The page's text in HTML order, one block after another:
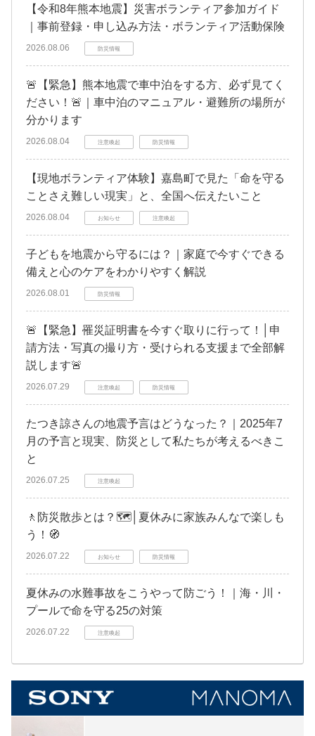
【令和8年熊本地震】災害ボランティア参加ガイド
｜事前登録・申し込み方法・ボランティア活動保険
2026.08.06 防災情報
🚨【緊急】熊本地震で車中泊をする方、必ず見てく
ださい！🚨｜車中泊のマニュアル・避難所の場所が
分かります
2026.08.04 注意喚起 防災情報
【現地ボランティア体験】嘉島町で見た「命を守る
ことさえ難しい現実」と、全国へ伝えたいこと
2026.08.04 お知らせ 注意喚起
子どもを地震から守るには？｜家庭で今すぐできる
備えと心のケアをわかりやすく解説
2026.08.01 防災情報
🚨【緊急】罹災証明書を今すぐ取りに行って！│申
請方法・写真の撮り方・受けられる支援まで全部解
説します🚨
2026.07.29 注意喚起 防災情報
たつき諒さんの地震予言はどうなった？｜2025年7
月の予言と現実、防災として私たちが考えるべきこ
と
2026.07.25 注意喚起
🚶防災散歩とは？🗺️│夏休みに家族みんなで楽しも
う！🧭
2026.07.22 お知らせ 防災情報
夏休みの水難事故をこうやって防ごう！｜海・川・
プールで命を守る25の対策
2026.07.22 注意喚起